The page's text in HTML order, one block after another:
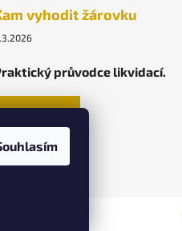
vyhodit žárovku
průvodce likvidací.